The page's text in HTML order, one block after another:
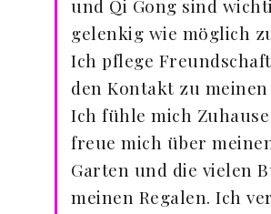
und Qi Gong sind
gelenkig wie möglich
Ich pflege
den Kontakt zu
Ich fühle mich
freue mich über
Garten und die vielen
meinen Regalen. Ich